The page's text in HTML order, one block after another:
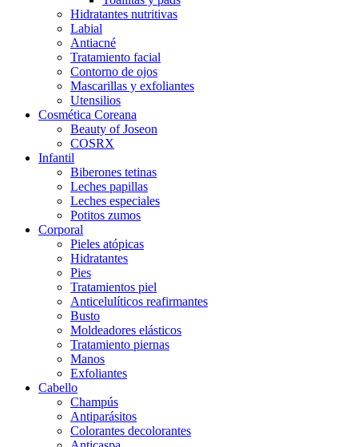
Hidratantes nutritivas
Labial
Antiacné
Tratamiento facial
Contorno de ojos
Mascarillas y exfoliantes
Utensilios
Cosmética Coreana
Beauty of Joseon
COSRX
Infantil
Biberones tetinas
Leches papillas
Leches especiales
Potitos zumos
Corporal
Pieles atópicas
Hidratantes
Pies
Tratamientos piel
Anticelulíticos reafirmantes
Busto
Moldeadores elásticos
Tratamiento piernas
Manos
Exfoliantes
Cabello
Champús
Antiparásitos
Colorantes decolorantes